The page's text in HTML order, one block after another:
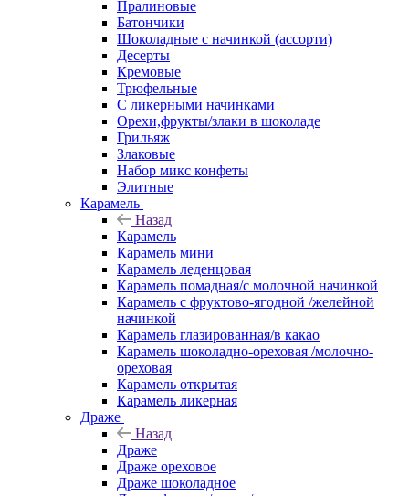
Пралиновые
Батончики
Шоколадные с начинкой (ассорти)
Десерты
Кремовые
Трюфельные
С ликерными начинками
Орехи,фрукты/злаки в шоколаде
Грильяж
Злаковые
Набор микс конфеты
Элитные
Карамель
Назад
Карамель
Карамель мини
Карамель леденцовая
Карамель помадная/с молочной начинкой
Карамель с фруктово-ягодной /желейной
начинкой
Карамель глазированная/в какао
Карамель шоколадно-ореховая /молочно-
ореховая
Карамель открытая
Карамель ликерная
Драже
Назад
Драже
Драже ореховое
Драже шоколадное